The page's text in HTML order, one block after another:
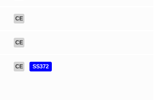
CE
CE
CE SS372